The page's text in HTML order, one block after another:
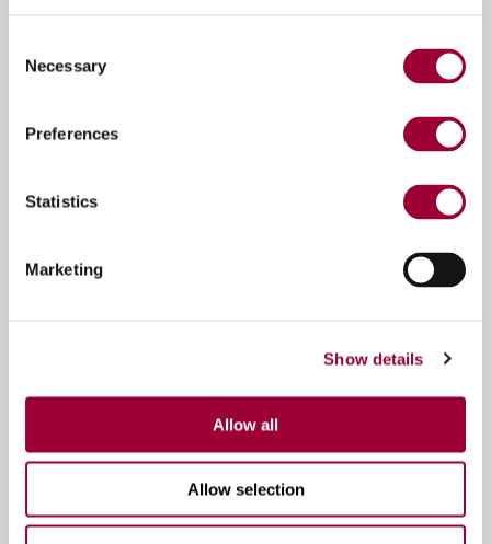
Selection
Necessary
Preferences
Statistics
Marketing
Show details
Allow all
Allow selection